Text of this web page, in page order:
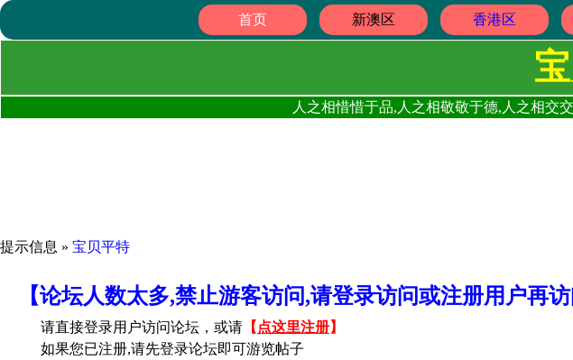
首页 新澳区 香港区
人之相惜惜于品,人之相敬敬于德,人之相交
提示信息 » 宝贝平特
【论坛人数太多,禁止游客访问,请登录访问或注册用户再
请直接登录用户访问论坛，或请 【 点这里注册】
如果您已注册,请先登录论坛即可游览帖子